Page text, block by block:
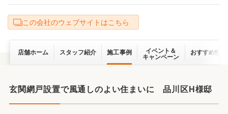
この会社のウェブサイトはこちら
店舗ホーム スタッフ紹介 施工事例
イベント＆
キャンペーン
おすすめ情報
玄関網戸設置で風通しのよい住まいに 品川区H様邸